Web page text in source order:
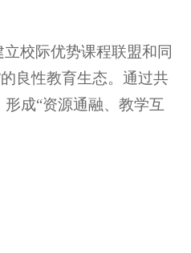
校际优势课程联盟和同
良性教育生态。通过共
成“资源通融、教学互